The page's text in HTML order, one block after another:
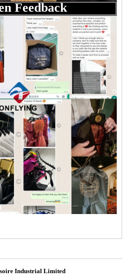
Feedback
Industrial Limited